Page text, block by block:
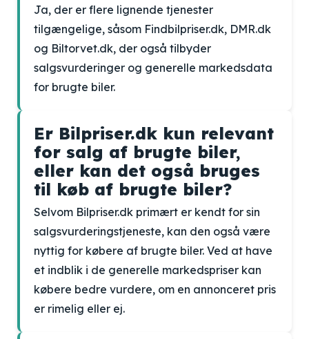
Ja, der er flere lignende tjenester
tilgængelige, såsom Findbilpriser.dk, DMR.dk
og Biltorvet.dk, der også tilbyder
salgsvurderinger og generelle markedsdata
for brugte biler.
Er Bilpriser.dk kun relevant
for salg af brugte biler,
eller kan det også bruges
til køb af brugte biler?
Selvom Bilpriser.dk primært er kendt for sin
salgsvurderingstjeneste, kan den også være
nyttig for købere af brugte biler. Ved at have
et indblik i de generelle markedspriser kan
købere bedre vurdere, om en annonceret pris
er rimelig eller ej.